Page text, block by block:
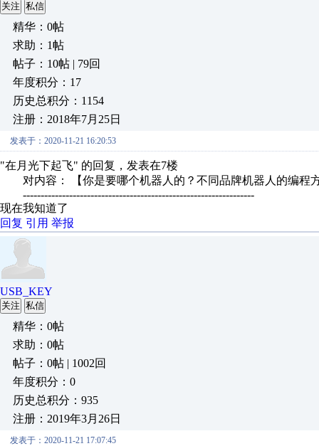
关注 私信
精华：0帖
求助：1帖
帖子：10帖 | 79回
年度积分：17
历史总积分：1154
注册：2018年7月25日
发表于：2020-11-21 16:20:53
"在月光下起飞" 的回复，发表在7楼
对内容： 【你是要哪个机器人的？不同品牌机器人的编程
-----------------------------------------------------------------
现在我知道了
回复 引用 举报
USB_KEY
关注 私信
精华：0帖
求助：0帖
帖子：0帖 | 1002回
年度积分：0
历史总积分：935
注册：2019年3月26日
发表于：2020-11-21 17:07:45